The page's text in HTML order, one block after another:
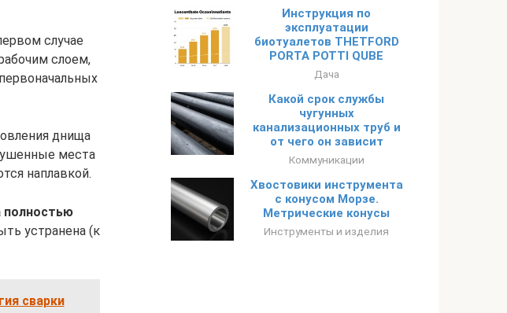
случае
слоем,
днища
места
наплавкой.
полностью
устранена (к
сварки
Инструкция по
эксплуатации
биотуалетов THETFORD
PORTA POTTI QUBE
Дача
Какой срок службы
чугунных
канализационных труб и
от чего он зависит
Коммуникации
Хвостовики инструмента
с конусом Морзе.
Метрические конусы
Инструменты и изделия